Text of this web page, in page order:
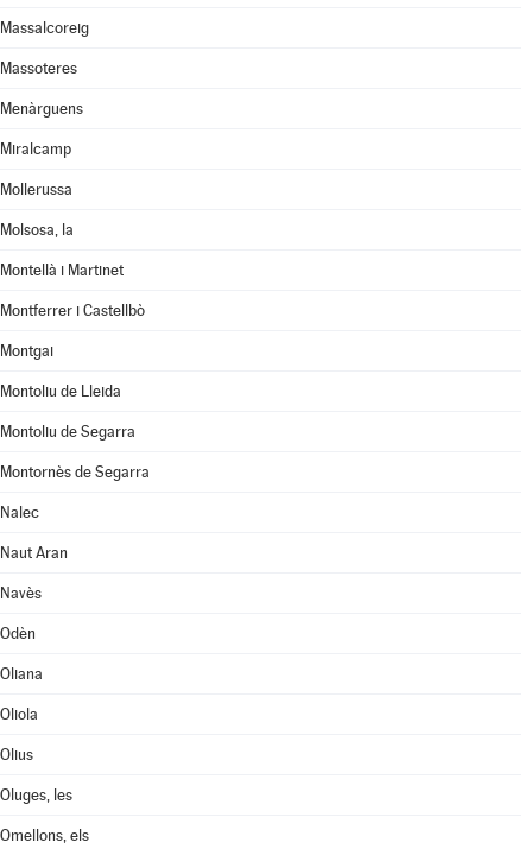
Massalcoreig
Massoteres
Menàrguens
Miralcamp
Mollerussa
Molsosa, la
Montellà i Martinet
Montferrer i Castellbò
Montgai
Montoliu de Lleida
Montoliu de Segarra
Montornès de Segarra
Nalec
Naut Aran
Navès
Odèn
Oliana
Oliola
Olius
Oluges, les
Omellons, els